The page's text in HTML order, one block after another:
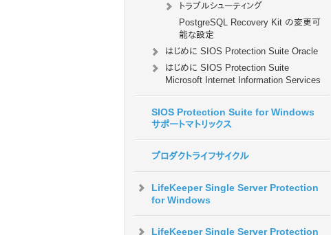
トラブルシューティング
PostgreSQL Recovery Kit の変更可
能な設定
はじめに SIOS Protection Suite Oracle
はじめに SIOS Protection Suite
Microsoft Internet Information Services
SIOS Protection Suite for Windows
サポートマトリックス
プロダクトライフサイクル
LifeKeeper Single Server Protection
for Windows
LifeKeeper Single Server Protection